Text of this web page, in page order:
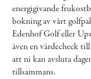
energigivande
bokning av vårt
Edenhof Golf eller
även en värdecheck
att ni kan avsluta
tillsammans.